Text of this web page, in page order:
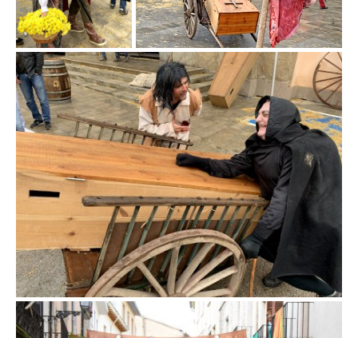
Fira d'en Rocaguinarda a Olost
Fira d'en Rocaguinarda a Olost